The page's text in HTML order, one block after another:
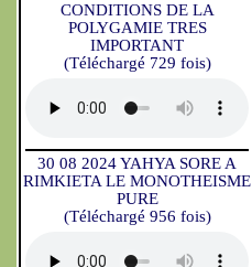
CONDITIONS DE LA
POLYGAMIE TRES
IMPORTANT
(Téléchargé 729 fois)
30 08 2024 YAHYA SORE A
RIMKIETA LE MONOTHEISME
PURE
(Téléchargé 956 fois)